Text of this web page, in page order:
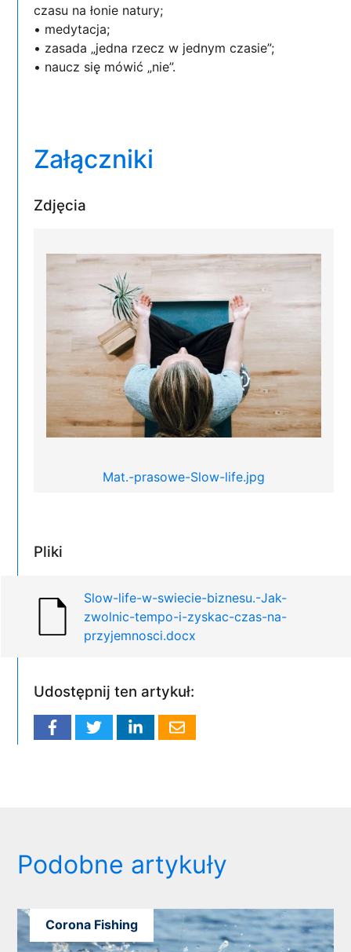
czasu na łonie natury;
• medytacja;
• zasada „jedna rzecz w jednym czasie”;
• naucz się mówić „nie”.
Załączniki
Zdjęcia
Mat.-prasowe-Slow-life.jpg
Pliki
Slow-life-w-swiecie-biznesu.-Jak-
zwolnic-tempo-i-zyskac-czas-na-
przyjemnosci.docx
Udostępnij ten artykuł:
Podobne artykuły
Corona Fishing